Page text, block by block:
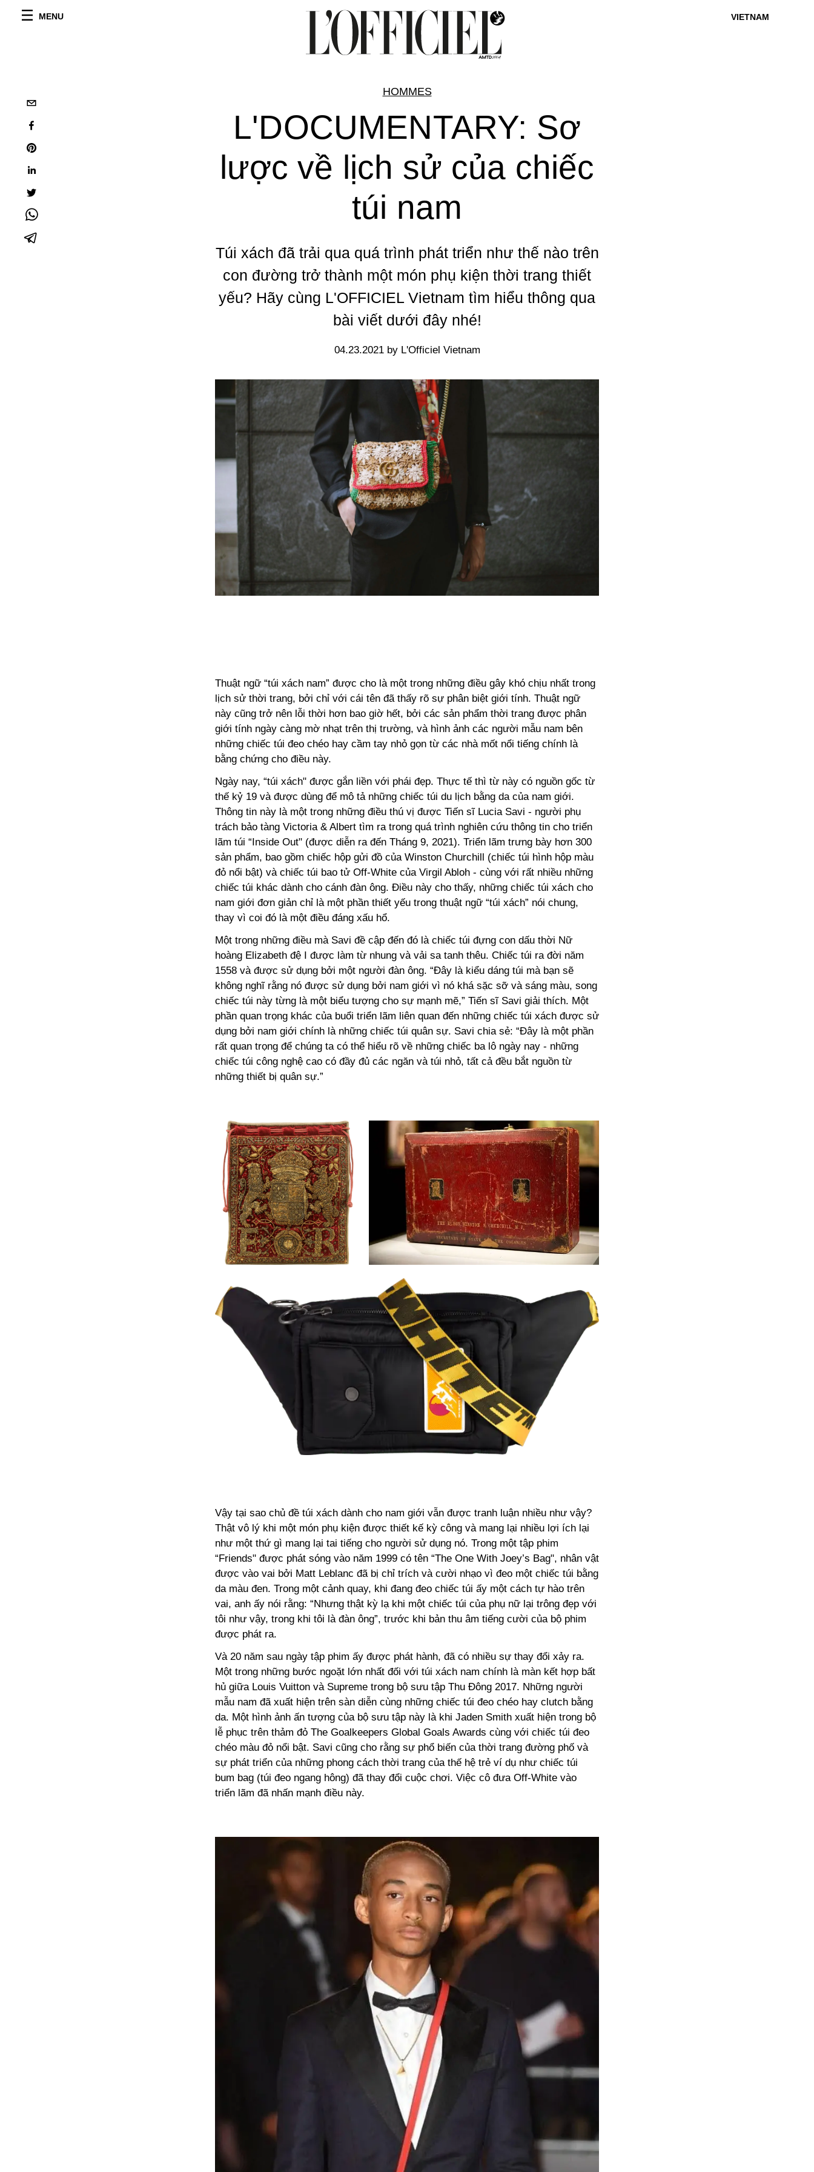
MENU VIETNAM
HOMMES
L'DOCUMENTARY: Sơ
lược về lịch sử của chiếc
túi nam
Túi xách đã trải qua quá trình phát triển như thế nào trên
con đường trở thành một món phụ kiện thời trang thiết
yếu? Hãy cùng L'OFFICIEL Vietnam tìm hiểu thông qua
bài viết dưới đây nhé!
04.23.2021 by L'Officiel Vietnam
Thuật ngữ “túi xách nam” được cho là một trong những điều gây khó chịu nhất trong
lịch sử thời trang, bởi chỉ với cái tên đã thấy rõ sự phân biệt giới tính. Thuật ngữ
này cũng trở nên lỗi thời hơn bao giờ hết, bởi các sản phẩm thời trang được phân
giới tính ngày càng mờ nhạt trên thị trường, và hình ảnh các người mẫu nam bên
những chiếc túi đeo chéo hay cầm tay nhỏ gọn từ các nhà mốt nổi tiếng chính là
bằng chứng cho điều này.
Ngày nay, “túi xách" được gắn liền với phái đẹp. Thực tế thì từ này có nguồn gốc từ
thế kỷ 19 và được dùng để mô tả những chiếc túi du lịch bằng da của nam giới.
Thông tin này là một trong những điều thú vị được Tiến sĩ Lucia Savi - người phụ
trách bảo tàng Victoria & Albert tìm ra trong quá trình nghiên cứu thông tin cho triển
lãm túi “Inside Out" (được diễn ra đến Tháng 9, 2021). Triển lãm trưng bày hơn 300
sản phẩm, bao gồm chiếc hộp gửi đồ của Winston Churchill (chiếc túi hình hộp màu
đỏ nổi bật) và chiếc túi bao tử Off-White của Virgil Abloh - cùng với rất nhiều những
chiếc túi khác dành cho cánh đàn ông. Điều này cho thấy, những chiếc túi xách cho
nam giới đơn giản chỉ là một phần thiết yếu trong thuật ngữ “túi xách” nói chung,
thay vì coi đó là một điều đáng xấu hổ.
Một trong những điều mà Savi đề cập đến đó là chiếc túi đựng con dấu thời Nữ
hoàng Elizabeth đệ I được làm từ nhung và vải sa tanh thêu. Chiếc túi ra đời năm
1558 và được sử dụng bởi một người đàn ông. “Đây là kiểu dáng túi mà bạn sẽ
không nghĩ rằng nó được sử dụng bởi nam giới vì nó khá sặc sỡ và sáng màu, song
chiếc túi này từng là một biểu tượng cho sự mạnh mẽ,” Tiến sĩ Savi giải thích. Một
phần quan trọng khác của buổi triển lãm liên quan đến những chiếc túi xách được sử
dụng bởi nam giới chính là những chiếc túi quân sự. Savi chia sẻ: “Đây là một phần
rất quan trọng để chúng ta có thể hiểu rõ về những chiếc ba lô ngày nay - những
chiếc túi công nghệ cao có đầy đủ các ngăn và túi nhỏ, tất cả đều bắt nguồn từ
những thiết bị quân sự.”
Vậy tại sao chủ đề túi xách dành cho nam giới vẫn được tranh luận nhiều như vậy?
Thật vô lý khi một món phụ kiện được thiết kế kỳ công và mang lại nhiều lợi ích lại
như một thứ gì mang lại tai tiếng cho người sử dụng nó. Trong một tập phim
“Friends" được phát sóng vào năm 1999 có tên “The One With Joey’s Bag", nhân vật
được vào vai bởi Matt Leblanc đã bị chỉ trích và cười nhạo vì đeo một chiếc túi bằng
da màu đen. Trong một cảnh quay, khi đang đeo chiếc túi ấy một cách tự hào trên
vai, anh ấy nói rằng: “Nhưng thật kỳ lạ khi một chiếc túi của phụ nữ lại trông đẹp với
tôi như vậy, trong khi tôi là đàn ông”, trước khi bản thu âm tiếng cười của bộ phim
được phát ra.
Và 20 năm sau ngày tập phim ấy được phát hành, đã có nhiều sự thay đổi xảy ra.
Một trong những bước ngoặt lớn nhất đối với túi xách nam chính là màn kết hợp bất
hủ giữa Louis Vuitton và Supreme trong bộ sưu tập Thu Đông 2017. Những người
mẫu nam đã xuất hiện trên sàn diễn cùng những chiếc túi đeo chéo hay clutch bằng
da. Một hình ảnh ấn tượng của bộ sưu tập này là khi Jaden Smith xuất hiện trong bộ
lễ phục trên thảm đỏ The Goalkeepers Global Goals Awards cùng với chiếc túi đeo
chéo màu đỏ nổi bật. Savi cũng cho rằng sự phổ biến của thời trang đường phố và
sự phát triển của những phong cách thời trang của thế hệ trẻ ví dụ như chiếc túi
bum bag (túi đeo ngang hông) đã thay đổi cuộc chơi. Việc cô đưa Off-White vào
triển lãm đã nhấn mạnh điều này.